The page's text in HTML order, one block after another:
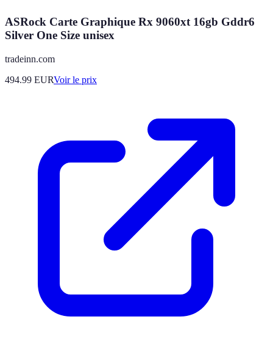
ASRock Carte Graphique Rx 9060xt 16gb Gddr6
Silver One Size unisex
tradeinn.com
494.99 EURVoir le prix